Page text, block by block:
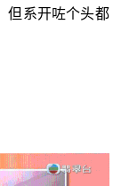
但系开咗个头都